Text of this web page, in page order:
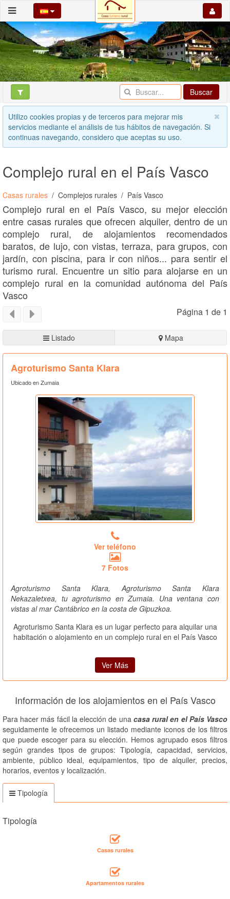
Buscar
Utilizo cookies propias y de terceros para mejorar mis
servicios mediante el análisis de tus hábitos de navegación. Si
continuas navegando, considero que aceptas su uso.
Complejo rural en el País Vasco
Casas rurales Complejos rurales País Vasco
Complejo rural en el País Vasco, su mejor elección
entre casas rurales que ofrecen alquiler, dentro de un
complejo rural, de alojamientos recomendados
baratos, de lujo, con vistas, terraza, para grupos, con
jardín, con piscina, para ir con niños... para sentir el
turismo rural. Encuentre un sitio para alojarse en un
complejo rural en la comunidad autónoma del País
Vasco
Página 1 de 1
Listado Mapa
Agroturismo Santa Klara
Ubicado en Zumaia
Ver teléfono
7 Fotos
Agroturismo Santa Klara, Agroturismo Santa Klara
Nekazaletxea, tu agroturismo en Zumaia. Una ventana con
vistas al mar Cantábrico en la costa de Gipuzkoa.
Agroturismo Santa Klara es un lugar perfecto para alquilar una
habitación o alojamiento en un complejo rural en el País Vasco
Ver Más
Información de los alojamientos en el País Vasco
Para hacer más fácil la elección de una casa rural en el País Vasco
seguidamente le ofrecemos un listado mediante iconos de los filtros
que puede escoger para su elección. Hemos agrupado esos filtros
según grandes tipos de grupos: Tipología, capacidad, servicios,
ambiente, público ideal, equipamientos, tipo de alquiler, precios,
horarios, eventos y localización.
Tipología
Tipología
Casas rurales
Apartamentos rurales